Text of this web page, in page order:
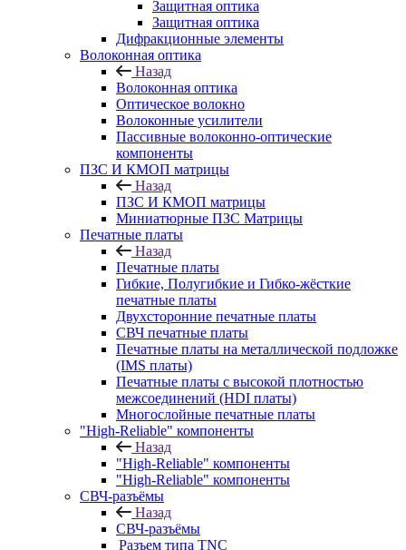
Защитная оптика
Защитная оптика
Дифракционные элементы
Волоконная оптика
Назад
Волоконная оптика
Оптическое волокно
Волоконные усилители
Пассивные волоконно-оптические
компоненты
ПЗС И КМОП матрицы
Назад
ПЗС И КМОП матрицы
Миниатюрные ПЗС Матрицы
Печатные платы
Назад
Печатные платы
Гибкие, Полугибкие и Гибко-жёсткие
печатные платы
Двухсторонние печатные платы
СВЧ печатные платы
Печатные платы на металлической подложке
(IMS платы)
Печатные платы с высокой плотностью
межсоединений (HDI платы)
Многослойные печатные платы
"High-Reliable" компоненты
Назад
"High-Reliable" компоненты
"High-Reliable" компоненты
СВЧ-разъёмы
Назад
СВЧ-разъёмы
Разъем типа TNC